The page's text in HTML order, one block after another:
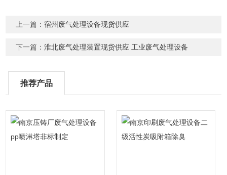
上一篇：宿州废气处理设备现货供应
下一篇：淮北废气处理装置现货供应 工业废气处理设备
推荐产品